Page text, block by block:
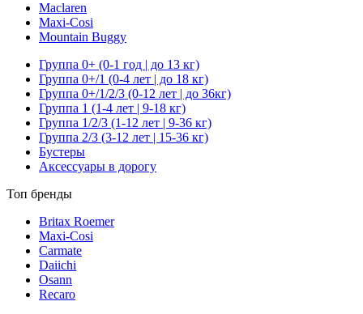
Maclaren
Maxi-Cosi
Mountain Buggy
Группа 0+ (0-1 год | до 13 кг)
Группа 0+/1 (0-4 лет | до 18 кг)
Группа 0+/1/2/3 (0-12 лет | до 36кг)
Группа 1 (1-4 лет | 9-18 кг)
Группа 1/2/3 (1-12 лет | 9-36 кг)
Группа 2/3 (3-12 лет | 15-36 кг)
Бустеры
Аксессуары в дорогу
Топ бренды
Britax Roemer
Maxi-Cosi
Carmate
Daiichi
Osann
Recaro